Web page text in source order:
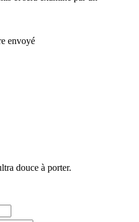
envoyé
douce à porter.